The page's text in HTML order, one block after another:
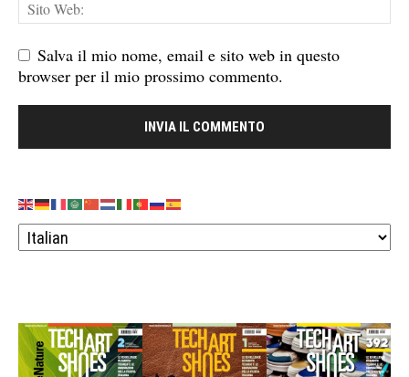
Salva il mio nome, email e sito web in questo
browser per il mio prossimo commento.